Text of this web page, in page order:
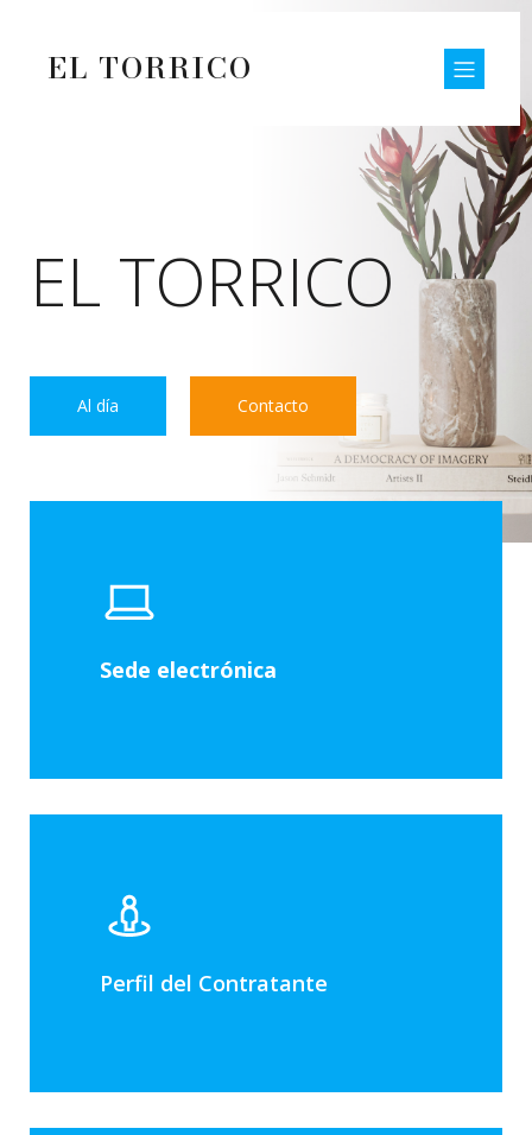
EL TORRICO
EL TORRICO
Al día Contacto
Sede electrónica
Perfil del Contratante